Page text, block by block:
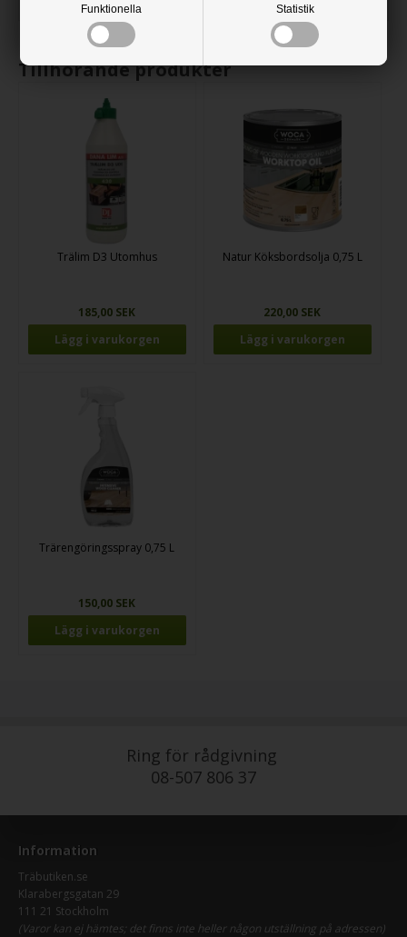
Funktionella Statistik
Tillhörande produkter
Trälim D3 Utomhus
185,00 SEK
Natur Köksbordsolja 0,75 L
220,00 SEK
Trärengöringsspray 0,75 L
150,00 SEK
Ring för rådgivning
08-507 806 37
Information
Träbutiken.se
Klarabergsgatan 29
111 21 Stockholm
(Varor kan ej hämtes; det finns inte heller någon utställning på adressen)